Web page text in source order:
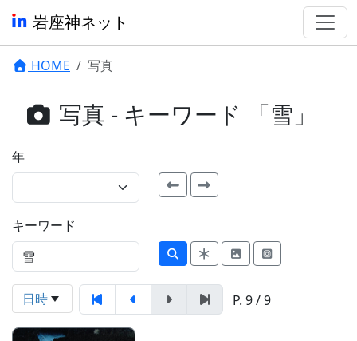
岩座神ネット
HOME 写真
写真 - キーワード 「雪」
年
キーワード
日時 P. 9 / 9